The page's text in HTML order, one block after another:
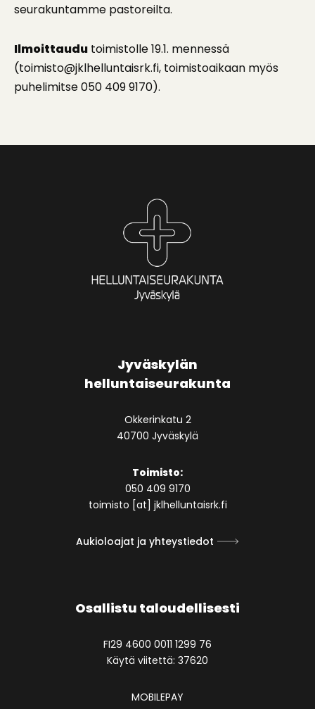
seurakuntamme pastoreilta.
Ilmoittaudu toimistolle 19.1. mennessä
(toimisto@jklhelluntaisrk.fi, toimistoaikaan myös
puhelimitse 050 409 9170).
Jyväskylän
helluntaiseurakunta
Okkerinkatu 2
40700 Jyväskylä
Toimisto:
050 409 9170
toimisto [at] jklhelluntaisrk.fi
Aukioloajat ja yhteystiedot
Osallistu taloudellisesti
FI29 4600 0011 1299 76
Käytä viitettä: 37620
MOBILEPAY